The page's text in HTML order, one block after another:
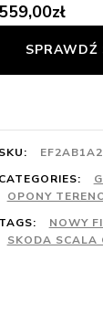
559,00zł
SPRAWDŹ
SKU:
CATEGORIES:
OPONY
TAGS:
NOWY
SKODA SCALA